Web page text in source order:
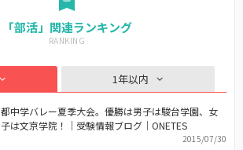
「部活」関連ランキング
1年以内
都中学バレー夏季大会。優勝は男子は駿台学園、女
子は文京学院！｜受験情報ブログ｜ONETES
2015/07/30